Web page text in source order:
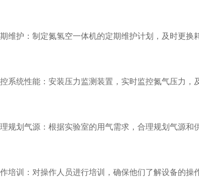
护：制定氮氢空一体机的定期维护计划，及时更换耗
统性能：安装压力监测装置，实时监控氮气压力，及
划气源：根据实验室的用气需求，合理规划气源和供
训：对操作人员进行培训，确保他们了解设备的操作